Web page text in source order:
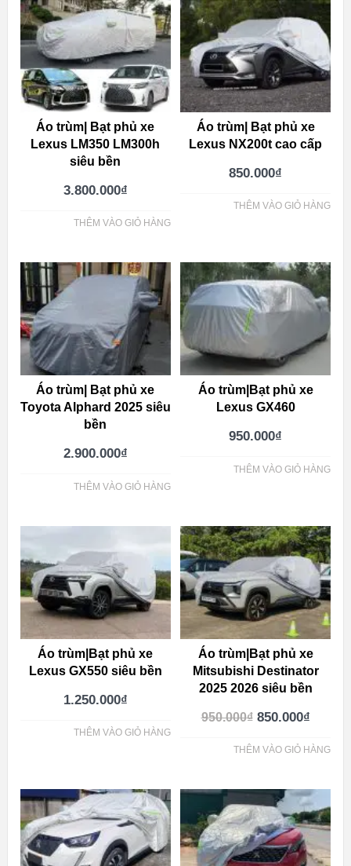
Áo trùm| Bạt phủ xe
Lexus LM350 LM300h
siêu bền
3.800.000₫
THÊM VÀO GIỎ HÀNG
Áo trùm| Bạt phủ xe
Lexus NX200t cao cấp
850.000₫
THÊM VÀO GIỎ HÀNG
Áo trùm| Bạt phủ xe
Toyota Alphard 2025 siêu
bền
2.900.000₫
THÊM VÀO GIỎ HÀNG
Áo trùm|Bạt phủ xe
Lexus GX460
950.000₫
THÊM VÀO GIỎ HÀNG
Áo trùm|Bạt phủ xe
Lexus GX550 siêu bền
1.250.000₫
THÊM VÀO GIỎ HÀNG
Áo trùm|Bạt phủ xe
Mitsubishi Destinator
2025 2026 siêu bền
950.000₫ 850.000₫
THÊM VÀO GIỎ HÀNG